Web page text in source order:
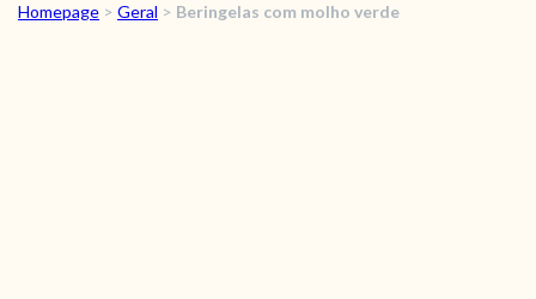
RECEITAS
Homepage > Geral > Beringelas com molho verde